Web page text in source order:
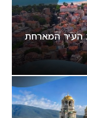
סביב העיר המארחת